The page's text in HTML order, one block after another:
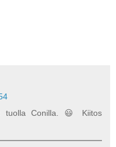
tuolla Conilla. 😃 Kiitos